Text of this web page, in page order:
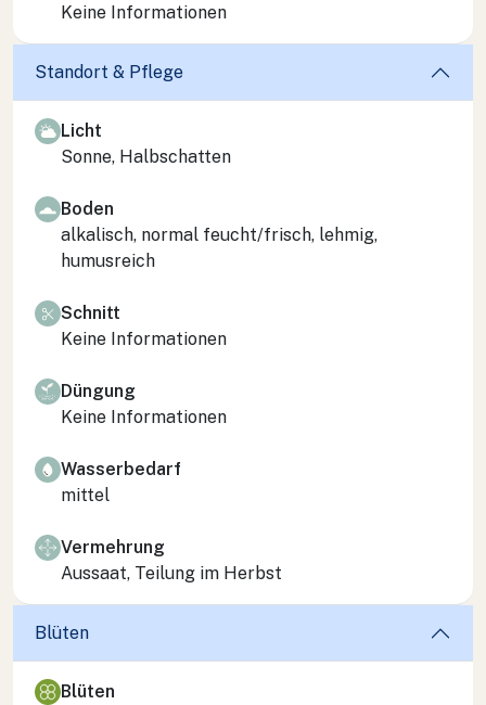
Keine Informationen
Standort & Pflege
Licht
Sonne, Halbschatten
Boden
alkalisch, normal feucht/frisch, lehmig,
humusreich
Schnitt
Keine Informationen
Düngung
Keine Informationen
Wasserbedarf
mittel
Vermehrung
Aussaat, Teilung im Herbst
Blüten
Blüten